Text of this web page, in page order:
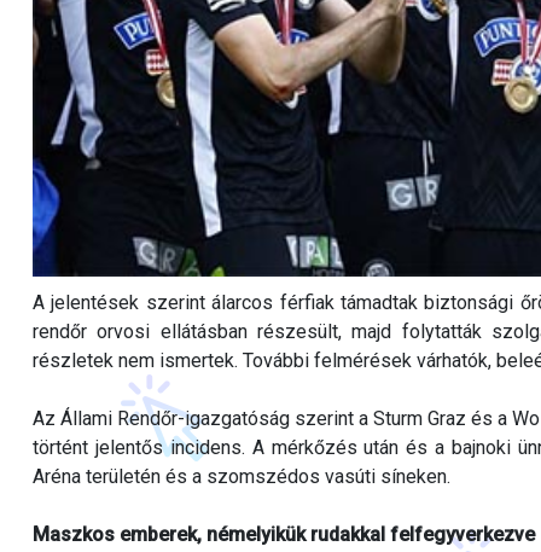
A jelentések szerint álarcos férfiak támadtak biztonsági
rendőr orvosi ellátásban részesült, majd folytatták
részletek nem ismertek. További felmérések várhatók,
Az Állami Rendőr-igazgatóság szerint a Sturm Graz és a
történt jelentős incidens. A mérkőzés után és a bajnoki
Aréna területén és a szomszédos vasúti síneken.
Maszkos emberek, némelyikük rudakkal felfegyverkezve